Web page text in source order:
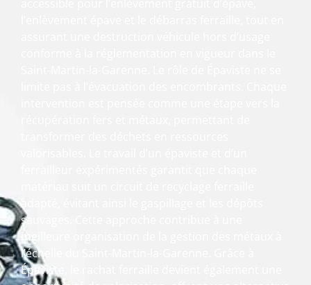
adapté, évitant ainsi le gaspillage et les dépôts
sauvages. Cette approche contribue à une
meilleure organisation de la gestion des métaux à
l’échelle du Saint-Martin-la-Garenne. Grâce à
Épaviste, le rachat ferraille devient également une